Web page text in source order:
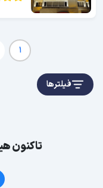
1
فیلترها
تاکنون